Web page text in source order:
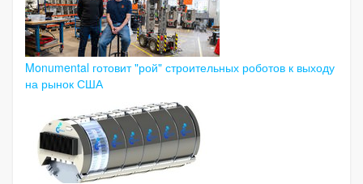
Monumental готовит "рой" строительных роботов к выходу
на рынок США